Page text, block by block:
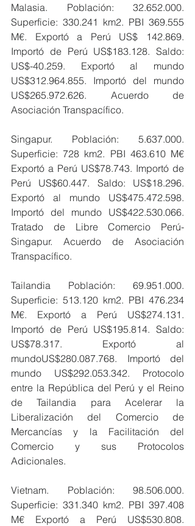
Malasia. Población: 32.652.000.
Superficie: 330.241 km2. PBI 369.555
M€. Exportó a Perú US$ 142.869.
Importó de Perú US$183.128. Saldo:
US$-40.259. Exportó al mundo
US$312.964.855. Importó del mundo
US$265.972.626. Acuerdo de
Asociación Transpacífico.
Singapur. Población: 5.637.000.
Superficie: 728 km2. PBI 463.610 M€
Exportó a Perú US$78.743. Importó de
Perú US$60.447. Saldo: US$18.296.
Exportó al mundo US$475.472.598.
Importó del mundo US$422.530.066.
Tratado de Libre Comercio Perú-
Singapur. Acuerdo de Asociación
Transpacífico.
Tailandia Población: 69.951.000.
Superficie: 513.120 km2. PBI 476.234
M€. Exportó a Perú US$274.131.
Importó de Perú US$195.814. Saldo:
US$78.317. Exportó al
mundoUS$280.087.768. Importó del
mundo US$292.053.342. Protocolo
entre la República del Perú y el Reino
de Tailandia para Acelerar la
Liberalización del Comercio de
Mercancías y la Facilitación del
Comercio y sus Protocolos
Adicionales.
Vietnam. Población: 98.506.000.
Superficie: 331.340 km2. PBI 397.408
M€ Exportó a Perú US$530.808.